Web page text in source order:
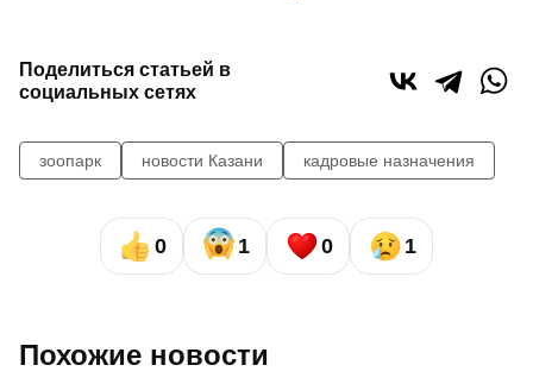
Поделиться статьей в
социальных сетях
зоопарк новости Казани кадровые назначения
0 1 0 1
Похожие новости